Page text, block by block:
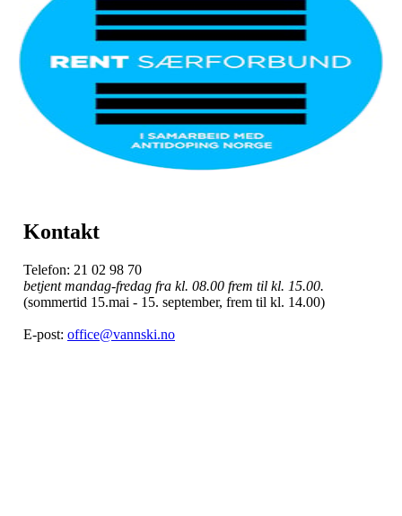
Kontakt
Telefon: 21 02 98 70
betjent mandag-fredag fra kl. 08.00 frem til kl. 15.00.
(sommertid 15.mai - 15. september, frem til kl. 14.00)
E-post: office@vannski.no